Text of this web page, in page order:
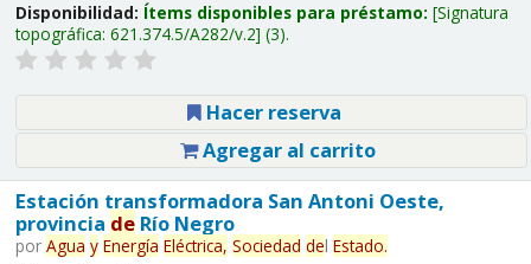
Disponibilidad: Ítems disponibles para préstamo: Signatura
topográfica: 621.374.5/A282/v.2 (3).
Hacer reserva
Agregar al carrito
Estación transformadora San Antoni Oeste,
provincia deRío Negro
por Agua y Energía Eléctrica, Sociedad del Estado.